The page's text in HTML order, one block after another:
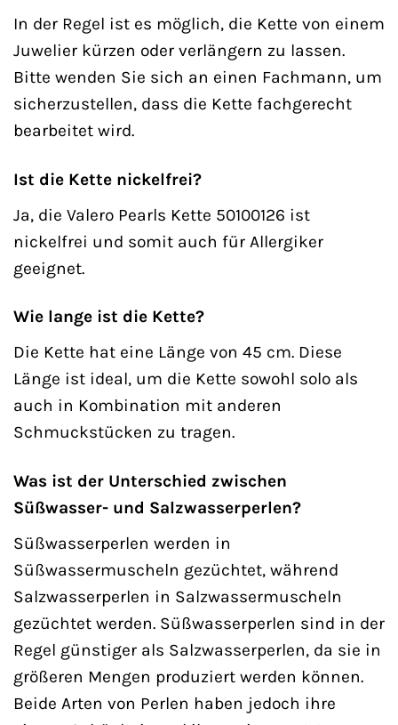
In der Regel ist es möglich, die Kette von einem
Juwelier kürzen oder verlängern zu lassen.
Bitte wenden Sie sich an einen Fachmann, um
sicherzustellen, dass die Kette fachgerecht
bearbeitet wird.
Ist die Kette nickelfrei?
Ja, die Valero Pearls Kette 50100126 ist
nickelfrei und somit auch für Allergiker
geeignet.
Wie lange ist die Kette?
Die Kette hat eine Länge von 45 cm. Diese
Länge ist ideal, um die Kette sowohl solo als
auch in Kombination mit anderen
Schmuckstücken zu tragen.
Was ist der Unterschied zwischen
Süßwasser- und Salzwasserperlen?
Süßwasserperlen werden in
Süßwassermuscheln gezüchtet, während
Salzwasserperlen in Salzwassermuscheln
gezüchtet werden. Süßwasserperlen sind in der
Regel günstiger als Salzwasserperlen, da sie in
größeren Mengen produziert werden können.
Beide Arten von Perlen haben jedoch ihre